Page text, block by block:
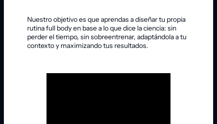
Nuestro objetivo es que aprendas a diseñar tu propia
rutina full body en base a lo que dice la ciencia: sin
perder el tiempo, sin sobreentrenar, adaptándola a tu
contexto y maximizando tus resultados.